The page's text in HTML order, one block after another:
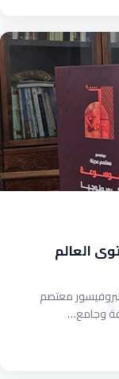
العالم
معتصم
وجامع…